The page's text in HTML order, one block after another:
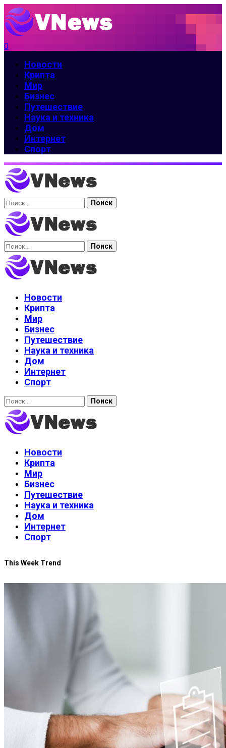
0
Новости
Крипта
Мир
Бизнес
Путешествие
Наука и техника
Дом
Интернет
Спорт
Найти:
Найти:
Новости
Крипта
Мир
Бизнес
Путешествие
Наука и техника
Дом
Интернет
Спорт
Найти:
Новости
Крипта
Мир
Бизнес
Путешествие
Наука и техника
Дом
Интернет
Спорт
This Week Trend